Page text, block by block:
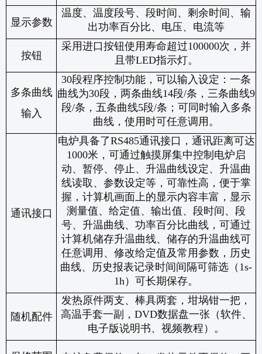
显示参数
温度、温度段号、段时间、剩余时间、输
出功率百分比、电压、电流等
按钮
采用进口按钮使用寿命超过100000次，并
且带LED指示灯。
多条曲线
输入
30段程序控制功能，可以输入设定：一条
曲线为30段，两条曲线14段/条，三条曲线9
段/条，五条曲线5段/条；可同时输入多条
曲线，使用时可任意调用。
通讯接口
电炉具备了RS485通讯接口，通讯距离可达
1000米，可通过触摸屏集中控制电炉启
动、暂停、停止、升温曲线设定、升温曲
线读取、参数设定等，可靠性高，便于掌
握，计算机画面上的显示内容丰富，显示
测量值、给定值、输出值、段时间、段
号、升温曲线、功率百分比曲线，可通过
计算机储存升温曲线、储存的升温曲线可
任意调用、修改给定值及常用参数，历史
曲线、历史报表记录时间间隔可筛选（ 1s-
1h）可长期保存。
随机配件
发热原件两支、棒具两套，坩埚钳一把，
高温手套一副， DVD数据盘一张（软件、
电子版说明书、视频教程）。